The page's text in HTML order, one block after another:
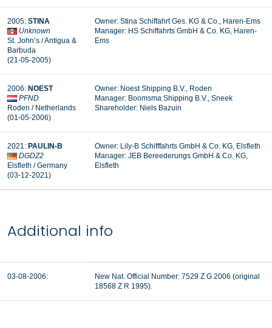
2005: STINA
Unknown
St. John’s / Antigua &
Barbuda
(21-05-2005)
Owner: Stina Schiffahrt Ges. KG & Co., Haren-Ems
Manager: HS Schiffahrts GmbH & Co. KG, Haren-
Ems
2006: NOEST
PFND
Roden / Netherlands
(01-05-2006)
Owner: Noest Shipping B.V., Roden
Manager: Boomsma Shipping B.V., Sneek
Shareholder: Niels Bazuin
2021: PAULIN-B
DGDZ2
Elsfleth / Germany
(03-12-2021)
Owner: Lily-B Schifffahrts GmbH & Co. KG, Elsfleth
Manager: JEB Bereederungs GmbH & Co. KG,
Elsfleth
Additional info
03-08-2006:
New Nat. Official Number: 7529 Z G 2006 (original
18568 Z R 1995).